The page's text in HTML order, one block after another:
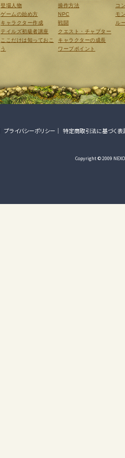
登場人物
ゲームの始め方
キャラクター作成
テイルズ初級者講座
ここだけは知っておこ
う
操作方法
NPC
戦闘
クエスト・チャプター
キャラクターの成長
ワープポイント
コ
モ
ル
プライバシーポリシー 特定商取引法に基づく表
Copyright © 2009